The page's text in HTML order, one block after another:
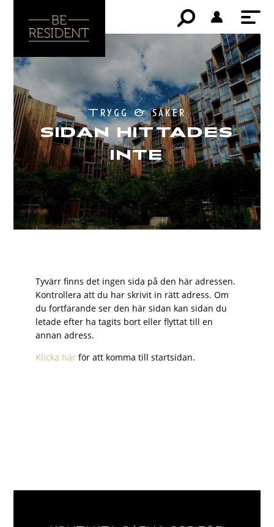
Trygg & säker
SIDAN HITTADES
INTE
Tyvärr finns det ingen sida på den här adressen.
Kontrollera att du har skrivit in rätt adress. Om
du fortfarande ser den här sidan kan sidan du
letade efter ha tagits bort eller flyttat till en
annan adress.
Klicka här för att komma till startsidan.